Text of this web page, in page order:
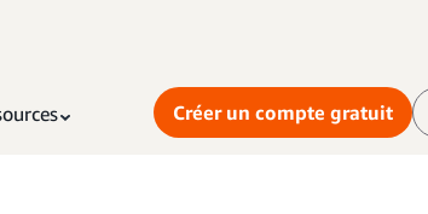
Créer un compte gratuit